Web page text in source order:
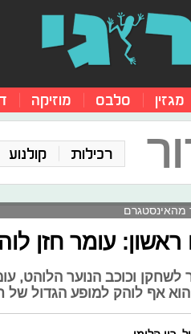
מגזין סלבס מוזיקה
רכילות קולנוע
מהאינסטגרם
עומר חזן
לשחקן וכוכב הנוער הלוהט,
אף לוהק למופע הגדול של